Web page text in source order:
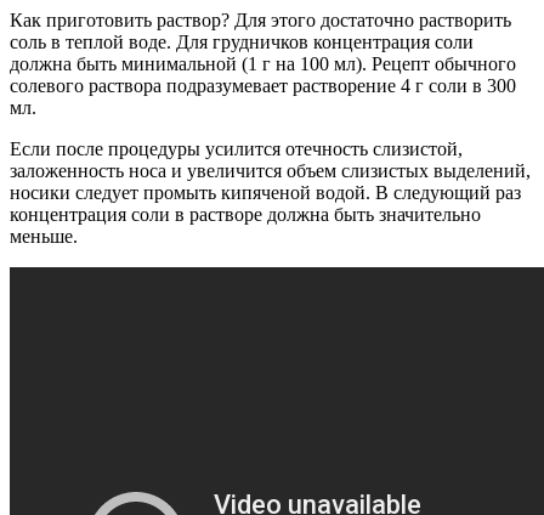
Как приготовить раствор? Для этого достаточно растворить
соль в теплой воде. Для грудничков концентрация соли
должна быть минимальной (1 г на 100 мл). Рецепт обычного
солевого раствора подразумевает растворение 4 г соли в 300
мл.
Если после процедуры усилится отечность слизистой,
заложенность носа и увеличится объем слизистых выделений,
носики следует промыть кипяченой водой. В следующий раз
концентрация соли в растворе должна быть значительно
меньше.